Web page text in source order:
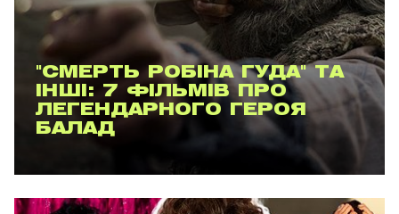
"СМЕРТЬ РОБІНА ГУДА" ТА
ІНШІ: 7 ФІЛЬМІВ ПРО
ЛЕГЕНДАРНОГО ГЕРОЯ
БАЛАД